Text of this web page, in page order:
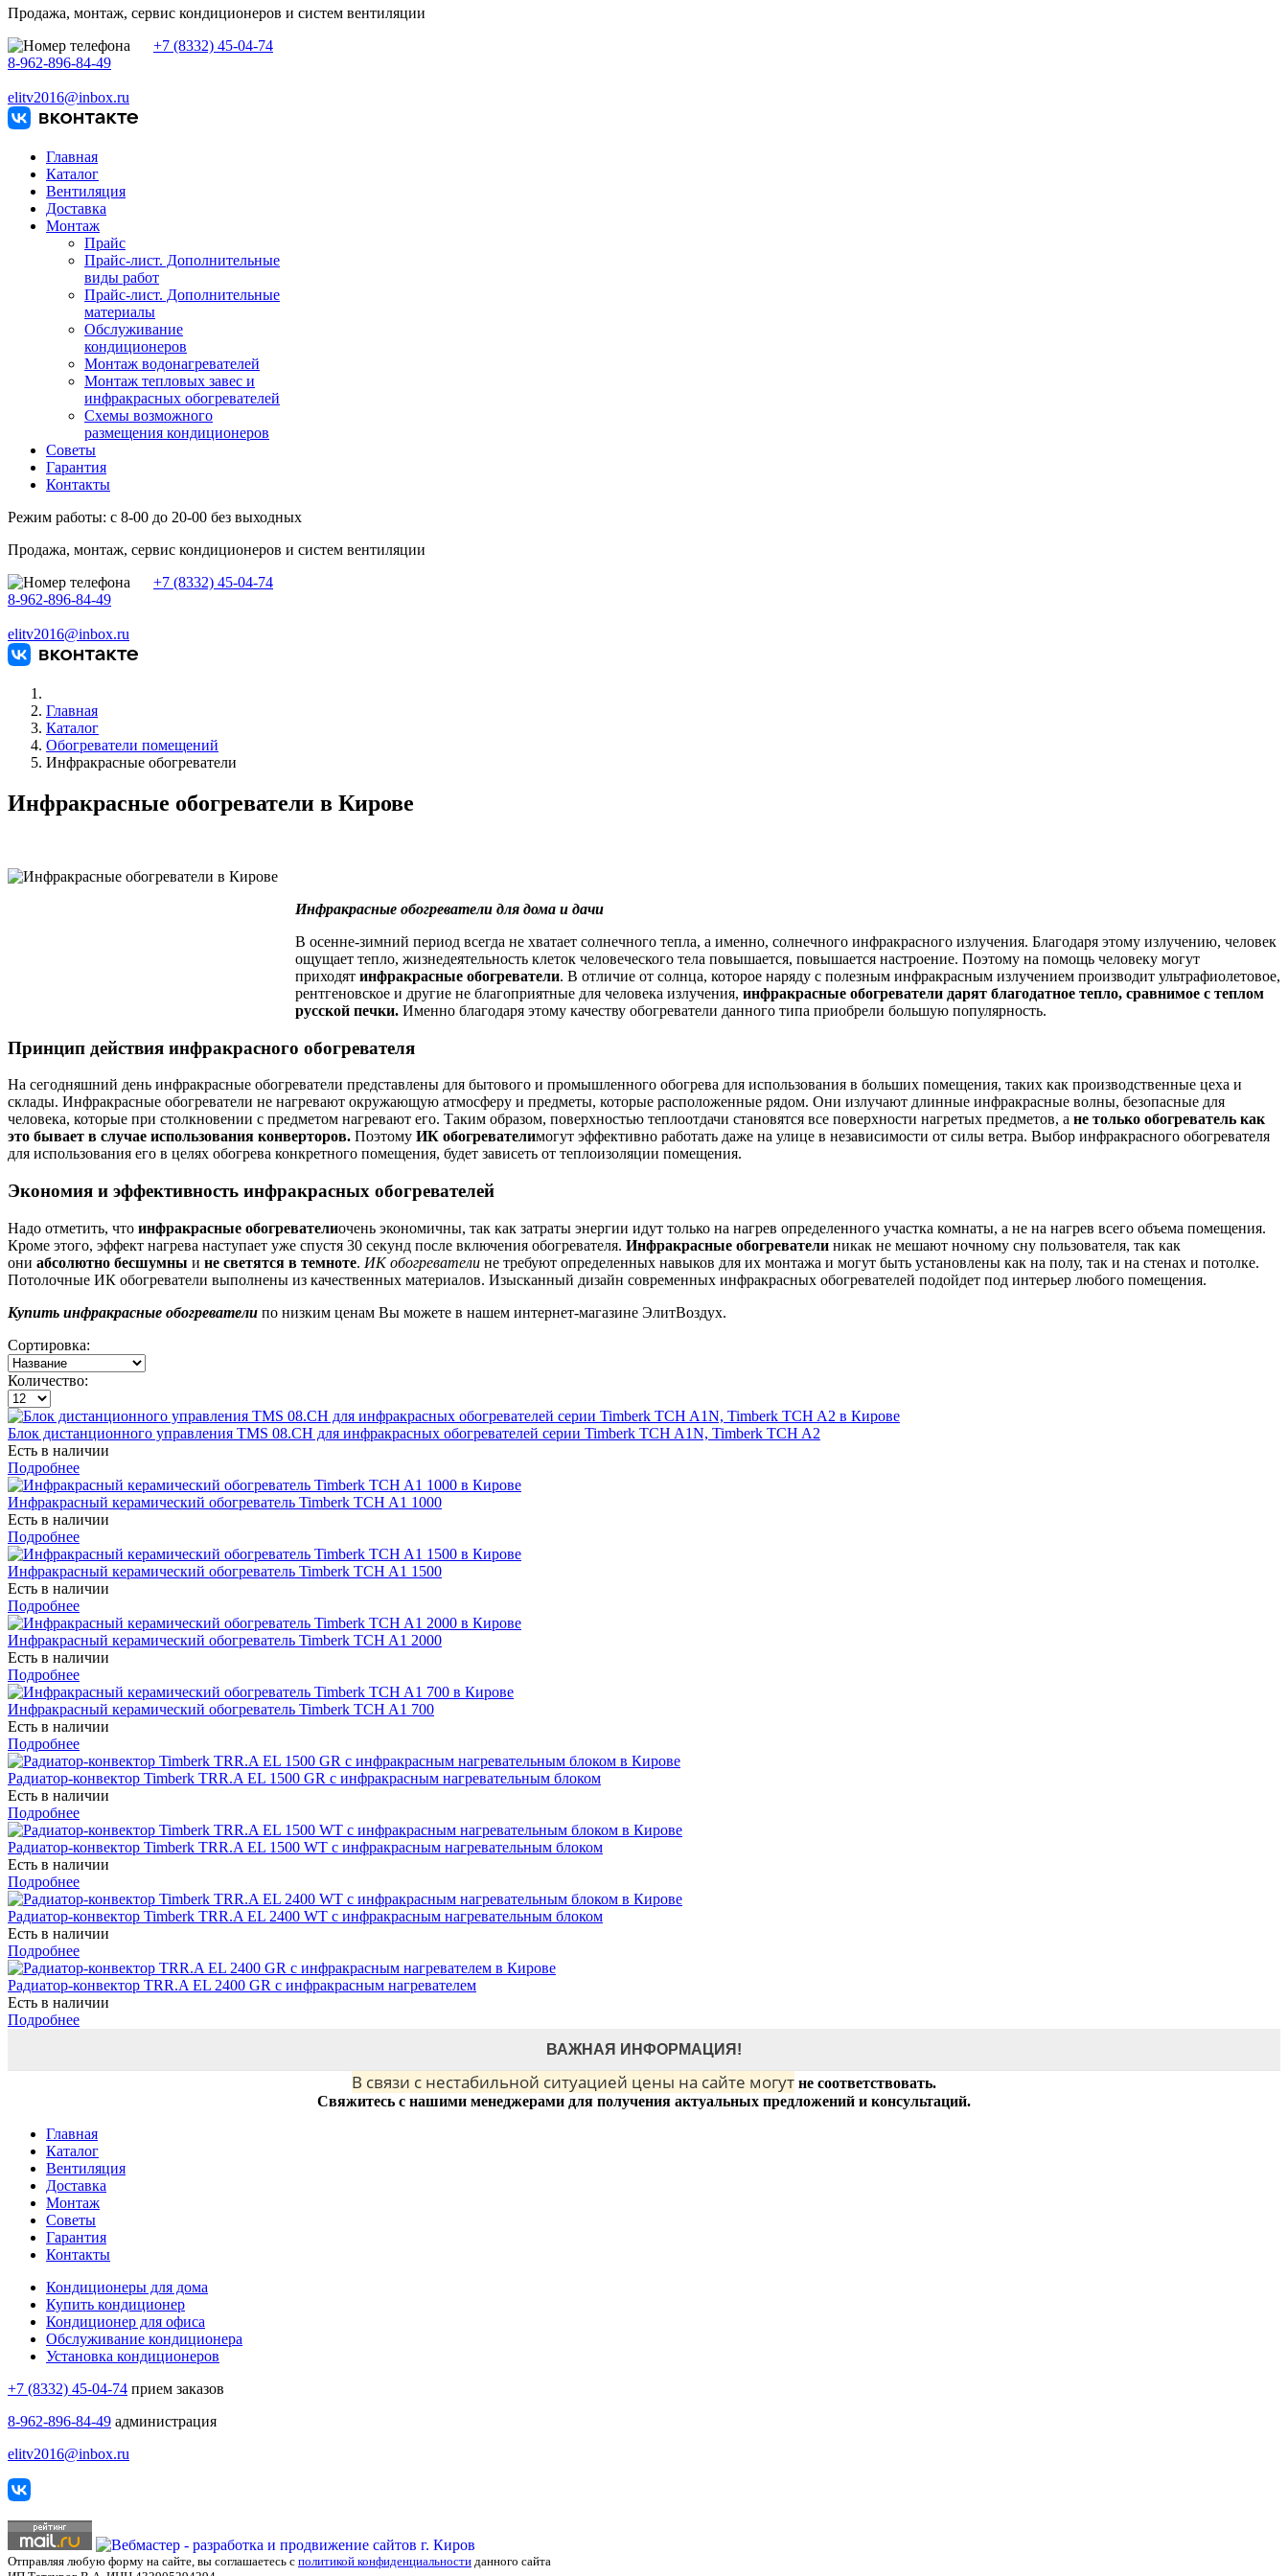
Продажа, монтаж, сервис кондиционеров и систем вентиляции
+7 (8332) 45-04-74
8-962-896-84-49
elitv2016@inbox.ru
Главная
Каталог
Вентиляция
Доставка
Монтаж
Прайс
Прайс-лист. Дополнительные
виды работ
Прайс-лист. Дополнительные
материалы
Обслуживание
кондиционеров
Монтаж водонагревателей
Монтаж тепловых завес и
инфракрасных обогревателей
Схемы возможного
размещения кондиционеров
Советы
Гарантия
Контакты
Режим работы: с 8-00 до 20-00 без выходных
Продажа, монтаж, сервис кондиционеров и систем вентиляции
+7 (8332) 45-04-74
8-962-896-84-49
elitv2016@inbox.ru
Главная
Каталог
Обогреватели помещений
Инфракрасные обогреватели
Инфракрасные обогреватели в Кирове
Инфракрасные обогреватели для дома и дачи
В осенне-зимний период всегда не хватает солнечного тепла, а именно, солнечного инфракрасного излучения. Благодаря этому излучению, человек
ощущает тепло, жизнедеятельность клеток человеческого тела повышается, повышается настроение. Поэтому на помощь человеку могут
приходят инфракрасные обогреватели. В отличие от солнца, которое наряду с полезным инфракрасным излучением производит ультрафиолетовое,
рентгеновское и другие не благоприятные для человека излучения, инфракрасные обогреватели дарят благодатное тепло, сравнимое с теплом
русской печки. Именно благодаря этому качеству обогреватели данного типа приобрели большую популярность.
Принцип действия инфракрасного обогревателя
На сегодняшний день инфракрасные обогреватели представлены для бытового и промышленного обогрева для использования в больших помещения, таких как производственные цеха и
склады. Инфракрасные обогреватели не нагревают окружающую атмосферу и предметы, которые расположенные рядом. Они излучают длинные инфракрасные волны, безопасные для
человека, которые при столкновении с предметом нагревают его. Таким образом, поверхностью теплоотдачи становятся все поверхности нагретых предметов, а не только обогреватель как
это бывает в случае использования конверторов. Поэтому ИК обогревателимогут эффективно работать даже на улице в независимости от силы ветра. Выбор инфракрасного обогревателя
для использования его в целях обогрева конкретного помещения, будет зависеть от теплоизоляции помещения.
Экономия и эффективность инфракрасных обогревателей
Надо отметить, что инфракрасные обогревателиочень экономичны, так как затраты энергии идут только на нагрев определенного участка комнаты, а не на нагрев всего объема помещения.
Кроме этого, эффект нагрева наступает уже спустя 30 секунд после включения обогревателя. Инфракрасные обогреватели никак не мешают ночному сну пользователя, так как
они абсолютно бесшумны и не светятся в темноте. ИК обогреватели не требуют определенных навыков для их монтажа и могут быть установлены как на полу, так и на стенах и потолке.
Потолочные ИК обогреватели выполнены из качественных материалов. Изысканный дизайн современных инфракрасных обогревателей подойдет под интерьер любого помещения.
Купить инфракрасные обогреватели по низким ценам Вы можете в нашем интернет-магазине ЭлитВоздух.
Сортировка:
Количество:
Блок дистанционного управления TMS 08.CH для инфракрасных обогревателей серии Timberk TCH A1N, Timberk TCH A2
Есть в наличии
Подробнее
Инфракрасный керамический обогреватель Timberk TCH A1 1000
Есть в наличии
Подробнее
Инфракрасный керамический обогреватель Timberk TCH A1 1500
Есть в наличии
Подробнее
Инфракрасный керамический обогреватель Timberk TCH A1 2000
Есть в наличии
Подробнее
Инфракрасный керамический обогреватель Timberk TCH A1 700
Есть в наличии
Подробнее
Радиатор-конвектор Timberk TRR.A EL 1500 GR с инфракрасным нагревательным блоком
Есть в наличии
Подробнее
Радиатор-конвектор Timberk TRR.A EL 1500 WT с инфракрасным нагревательным блоком
Есть в наличии
Подробнее
Радиатор-конвектор Timberk TRR.A EL 2400 WT с инфракрасным нагревательным блоком
Есть в наличии
Подробнее
Радиатор-конвектор TRR.A EL 2400 GR с инфракрасным нагревателем
Есть в наличии
Подробнее
ВАЖНАЯ ИНФОРМАЦИЯ!
В связи с нестабильной ситуацией цены на сайте могут не соответствовать.
Свяжитесь с нашими менеджерами для получения актуальных предложений и консультаций.
Главная
Каталог
Вентиляция
Доставка
Монтаж
Советы
Гарантия
Контакты
Кондиционеры для дома
Купить кондиционер
Кондиционер для офиса
Обслуживание кондиционера
Установка кондиционеров
+7 (8332) 45-04-74 прием заказов
8-962-896-84-49 администрация
elitv2016@inbox.ru
Отправляя любую форму на сайте, вы соглашаетесь с политикой конфиденциальности данного сайта